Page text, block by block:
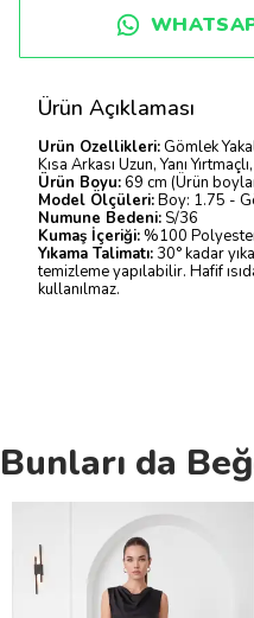
Ürün Açıklaması
Ürün Özellikleri:Gömlek
Kısa Arkası Uzun, Yanı
Ürün Boyu:69 cm (Ürün
Model Ölçüleri:Boy: 1.75 -
Numune Bedeni: S/36
Kumaş İçeriği: %100
Yıkama Talimatı:30° kadar
temizleme yapılabilir. Hafif
kullanılmaz.
Bunları da